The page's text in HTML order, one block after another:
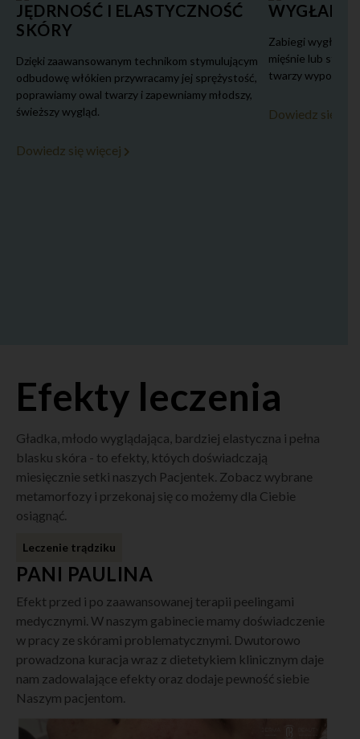
JĘDRNOŚĆ I ELASTYCZNOŚĆ
SKÓRY
Dzięki zaawansowanym technikom stymulującym
odbudowę włókien przywracamy jej sprężystość,
poprawiamy owal twarzy i zapewniamy młodszy,
świeższy wygląd.
Dowiedz się więcej
Zabiegi
mięśnie lub
twarzy wypoczęty
Dowiedz się
Efekty leczenia
Gładka, młodo wyglądająca, bardziej elastyczna i pełna
blasku skóra - to efekty, któych doświadczają
miesięcznie setki naszych Pacjentek. Zobacz wybrane
metamorfozy i przekonaj się co możemy dla Ciebie
osiągnąć.
Leczenie trądziku
PANI PAULINA
Efekt przed i po zaawansowanej terapii peelingami
medycznymi. W naszym gabinecie mamy doświadczenie
w pracy ze skórami problematycznymi. Dwutorowo
prowadzona kuracja wraz z dietetykiem klinicznym daje
nam zadowalające efekty oraz dodaje pewność siebie
Naszym pacjentom.